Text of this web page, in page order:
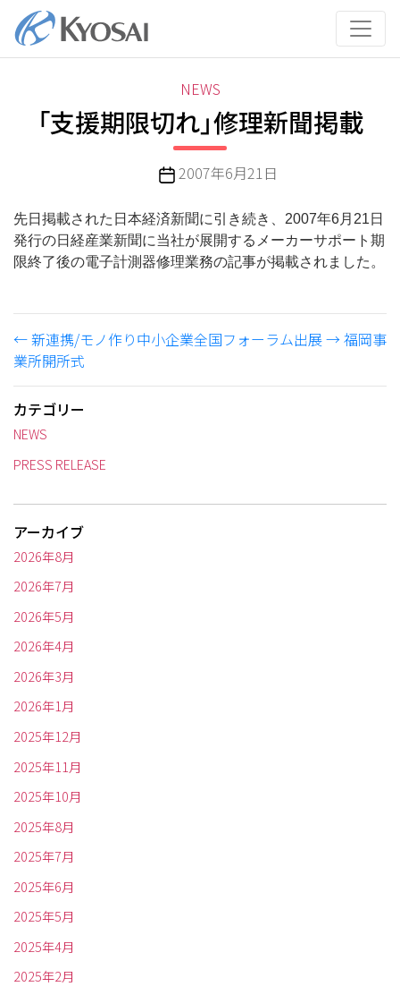
テ
カ
テ
ゴ
リ
ー
NEWS
「支援期限切れ」修理新聞掲載
投
日
2007年6月21日
先日掲載された日本経済新聞に引き続き、2007年6月21日
発行の日経産業新聞に当社が展開するメーカーサポート期
限終了後の電子計測器修理業務の記事が掲載されました。
←新連携/モノ作り中小企業全国フォーラム出展→福岡事
業所開所式
カテゴリー
NEWS
PRESS RELEASE
アーカイブ
2026年8月
2026年7月
2026年5月
2026年4月
2026年3月
2026年1月
2025年12月
2025年11月
2025年10月
2025年8月
2025年7月
2025年6月
2025年5月
2025年4月
2025年2月